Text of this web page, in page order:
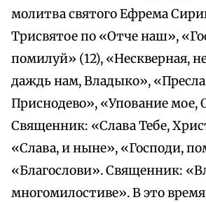
молитва святого Ефрема
Трисвятое по «Отче наш»,
помилуй» (12), «Нескверная,
даждь нам, Владыко»,
Приснодево», «Упование мое,
Священник: «Слава Тебе,
«Слава, и ныне», «Господи,
«Благослови». Священник:
многомилостиве». В это